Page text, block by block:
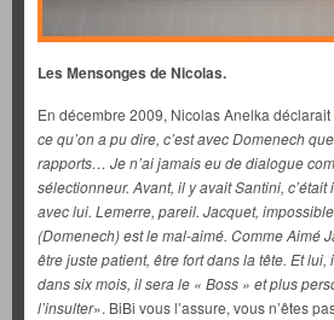
Les Mensonges de Nicolas.
En décembre 2009, Nicolas Anelka déclarait
ce qu’on a pu dire, c’est avec Domenech
rapports… Je n’ai jamais eu de dialogue
sélectionneur. Avant, il y avait Santini,
avec lui. Lemerre, pareil. Jacquet,
(Domenech) est le mal-aimé. Comme Aimé
être juste patient, être fort dans la tête. Et
dans six mois, il sera le « Boss » et plus
l’insulter». BiBi vous l’assure, vous n’êtes